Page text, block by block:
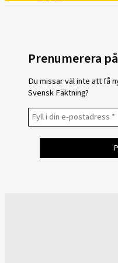
Prenumerera
Du missar väl inte att få
Svensk Fäktning?